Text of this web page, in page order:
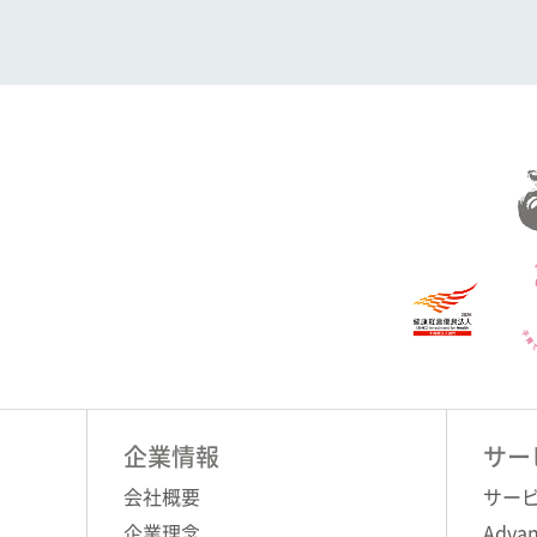
企業情報
会社概要
サー
サー